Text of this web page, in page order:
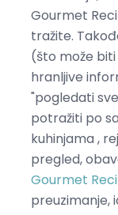
Gourmet
tražite.
(što može
hranljive
"pogledati
potražiti po
kuhinjama ,
pregled,
Gourmet
preuzimanje,